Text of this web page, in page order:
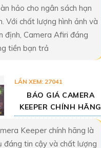
hảo cho ngân sách hạn
Với chất lượng hình ảnh và
định, Camera Afiri đáng
tiền bạn trả
LẦN XEM: 27041
BÁO GIÁ CAMERA
KEEPER CHÍNH HÃNG
Keeper chính hãng là
đáng tin cậy và chất lượng